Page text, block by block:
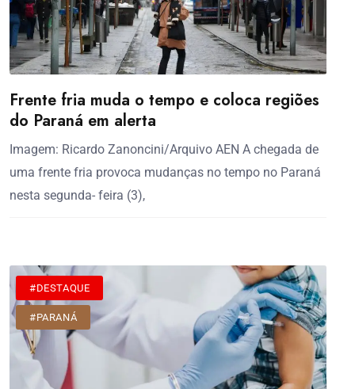
Frente fria muda o tempo e coloca regiões
do Paraná em alerta
Imagem: Ricardo Zanoncini/Arquivo AEN A chegada de
uma frente fria provoca mudanças no tempo no Paraná
nesta segunda- feira (3),
#DESTAQUE
#PARANÁ